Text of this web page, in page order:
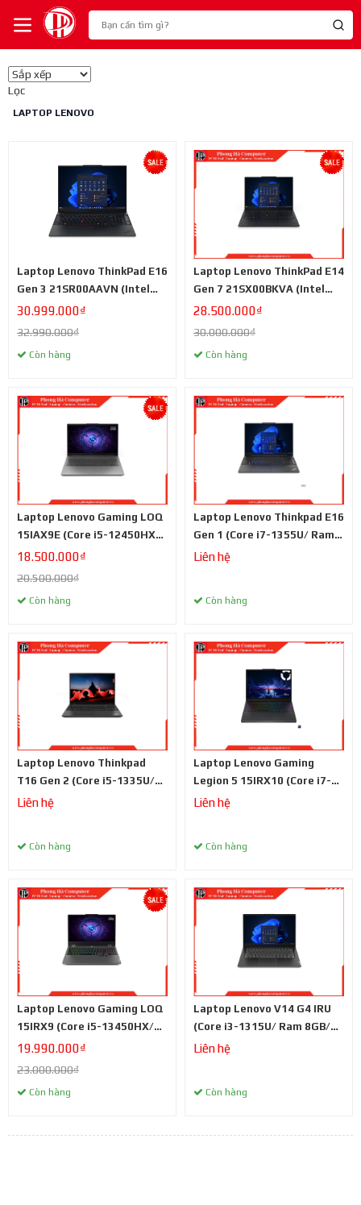
Lọc
LAPTOP LENOVO
Laptop Lenovo ThinkPad E16
Gen 3 21SR00AAVN (Intel
Core Ultra 5 135H | Intel
Đen)
30.999.000₫
32.990.000₫
Còn hàng
Laptop Lenovo ThinkPad E14
Gen 7 21SX00BKVA (Intel
Core Ultra 5 135H | Intel
Đen)
28.500.000₫
30.000.000₫
Còn hàng
Laptop Lenovo Gaming LOQ
15IAX9E (Core i5-12450HX/
Ram 16GB/ SSD 512GB/ RTX
18.500.000₫
20.500.000₫
Còn hàng
Laptop Lenovo Thinkpad E16
Gen 1 (Core i7-1355U/ Ram
16GB/ SSD 512GB/ màn hình
Liên hệ
Còn hàng
Laptop Lenovo Thinkpad
T16 Gen 2 (Core i5-1335U/
Ram 16GB/ SSD 512GB/ màn
Liên hệ
Còn hàng
Laptop Lenovo Gaming
Legion 5 15IRX10 (Core i7-
14700HX/ Ram 16GB/ SSD
OLED/ 165Hz/ Đen)
Liên hệ
Còn hàng
Laptop Lenovo Gaming LOQ
15IRX9 (Core i5-13450HX/
Ram 12GB/ SSD 512GB/ RTX
19.990.000₫
23.000.000₫
Còn hàng
Laptop Lenovo V14 G4 IRU
(Core i3-1315U/ Ram 8GB/
SSD 512GB/ màn hình 14
Liên hệ
Còn hàng